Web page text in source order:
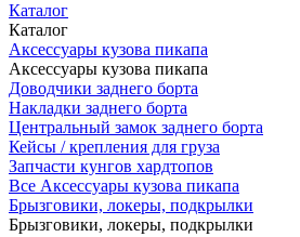
Каталог
Каталог
Аксессуары кузова пикапа
Аксессуары кузова пикапа
Доводчики заднего борта
Накладки заднего борта
Центральный замок заднего борта
Кейсы / крепления для груза
Запчасти кунгов хардтопов
Все Аксессуары кузова пикапа
Брызговики, локеры, подкрылки
Брызговики, локеры, подкрылки